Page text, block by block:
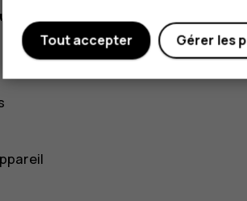
et à la
Gérer les
Tout accepter